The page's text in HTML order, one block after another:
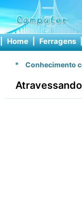
| Home | Ferragens
* Conhecimento